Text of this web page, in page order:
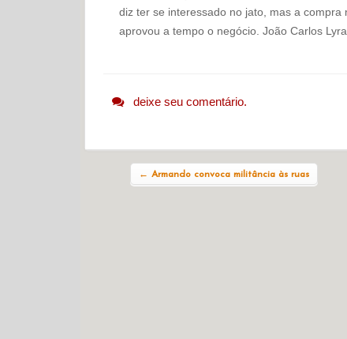
diz ter se interessado no jato, mas a
aprovou a tempo o negócio. João Carlos
deixe seu comentário.
← Armando convoca militância às ruas